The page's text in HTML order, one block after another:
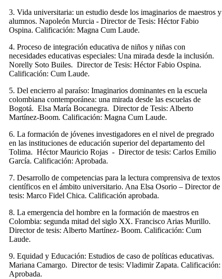
3. Vida universitaria: un estudio desde los imaginarios de maestros y
alumnos. Napoleón Murcia - Director de Tesis: Héctor Fabio
Ospina. Calificación: Magna Cum Laude.
4. Proceso de integración educativa de niños y niñas con
necesidades educativas especiales: Una mirada desde la inclusión.
Norelly Soto Builes. Director de Tesis: Héctor Fabio Ospina.
Calificación: Cum Laude.
5. Del encierro al paraíso: Imaginarios dominantes en la escuela
colombiana contemporánea: una mirada desde las escuelas de
Bogotá. Elsa María Bocanegra. Director de Tesis: Alberto
Martínez-Boom. Calificación: Magna Cum Laude.
6. La formación de jóvenes investigadores en el nivel de pregrado
en las instituciones de educación superior del departamento del
Tolima. Héctor Mauricio Rojas - Director de tesis: Carlos Emilio
García. Calificación: Aprobada.
7. Desarrollo de competencias para la lectura comprensiva de textos
científicos en el ámbito universitario. Ana Elsa Osorio – Director de
tesis: Marco Fidel Chica. Calificación aprobada.
8. La emergencia del hombre en la formación de maestros en
Colombia: segunda mitad del siglo XX. Francisco Arias Murillo.
Director de tesis: Alberto Martínez- Boom. Calificación: Cum
Laude.
9. Equidad y Educación: Estudios de caso de políticas educativas.
Mariana Camargo. Director de tesis: Vladimir Zapata. Calificación:
Aprobada.